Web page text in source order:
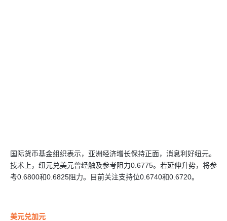
国际货币基金组织表示，亚洲经济增长保持正面，消息利好纽元。
技术上，纽元兑美元曾经触及参考阻力0.6775。若延伸升势，将参
考0.6800和0.6825阻力。目前关注支持位0.6740和0.6720。
美元兑加元